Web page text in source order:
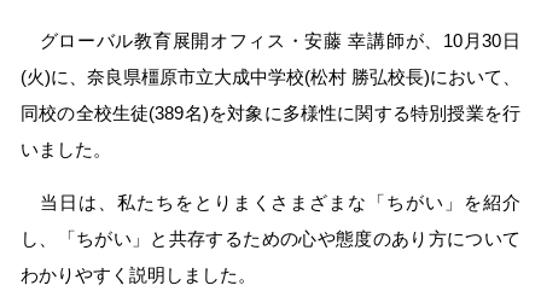
グローバル教育展開オフィス・安藤 幸講師が、10月30日
(火)に、奈良県橿原市立大成中学校(松村 勝弘校長)において、
同校の全校生徒(389名)を対象に多様性に関する特別授業を行
いました。
当日は、私たちをとりまくさまざまな「ちがい」を紹介
し、「ちがい」と共存するための心や態度のあり方について
わかりやすく説明しました。